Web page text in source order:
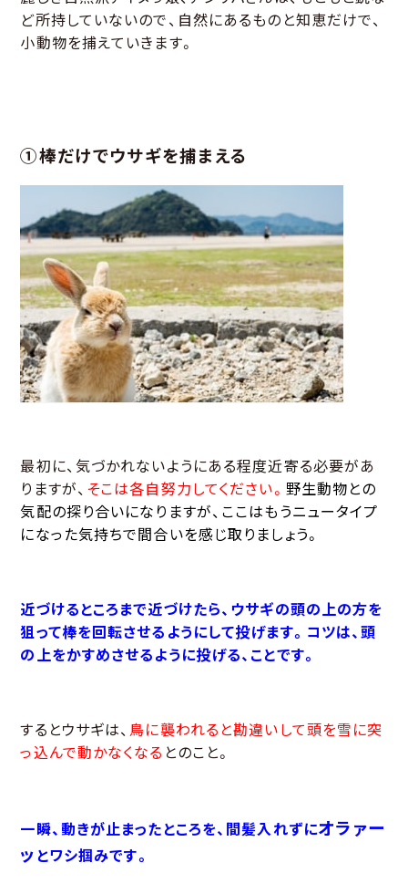
ど所持していないので、自然にあるものと知恵だけで、
小動物を捕えていきます。
①棒だけでウサギを捕まえる
最初に、気づかれないようにある程度近寄る必要があ
りますが、 そこは各自努力してください。 野生動物との
気配の探り合いになりますが、ここはもうニュータイプ
になった気持ちで間合いを感じ取りましょう。
近づけるところまで近づけたら、ウサギの頭の上の方を
狙って棒を回転させるようにして投げます。コツは、頭
の上をかすめさせるように投げる、ことです。
するとウサギは、 鳥に襲われると勘違いして頭を雪に突
っ込んで動かなくなる とのこと。
一瞬、動きが止まったところを、間髪入れずにオラァー
ッ とワシ掴みです。